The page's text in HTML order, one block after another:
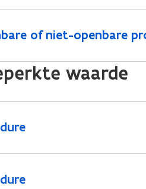
of niet-openbare
waarde